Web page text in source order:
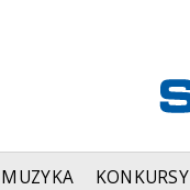
MUZYKA KONKURSY